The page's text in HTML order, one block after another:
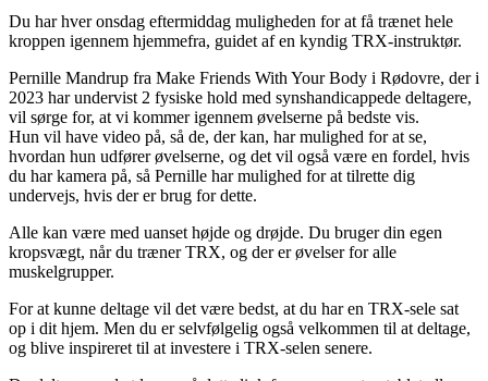
Du har hver onsdag eftermiddag muligheden for at få trænet hele
kroppen igennem hjemmefra, guidet af en kyndig TRX-instruktør.
Pernille Mandrup fra Make Friends With Your Body i Rødovre, der i
2023 har undervist 2 fysiske hold med synshandicappede deltagere,
vil sørge for, at vi kommer igennem øvelserne på bedste vis.
Hun vil have video på, så de, der kan, har mulighed for at se,
hvordan hun udfører øvelserne, og det vil også være en fordel, hvis
du har kamera på, så Pernille har mulighed for at tilrette dig
undervejs, hvis der er brug for dette.
Alle kan være med uanset højde og drøjde. Du bruger din egen
kropsvægt, når du træner TRX, og der er øvelser for alle
muskelgrupper.
For at kunne deltage vil det være bedst, at du har en TRX-sele sat
op i dit hjem. Men du er selvfølgelig også velkommen til at deltage,
og blive inspireret til at investere i TRX-selen senere.